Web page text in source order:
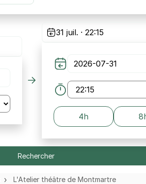
31 juil. · 22:15
4h
Rechercher
L'Atelier théâtre de Montmartre